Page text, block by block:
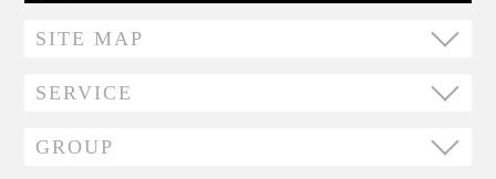
SITE MAP
SERVICE
GROUP